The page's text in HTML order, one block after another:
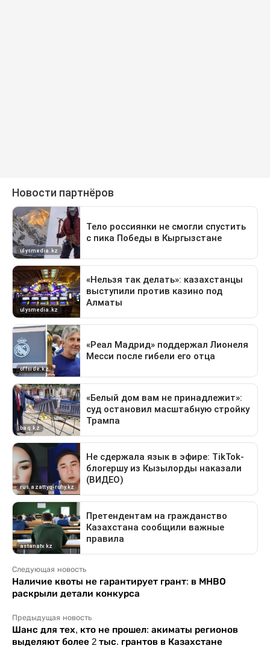
Следующая новость
Наличие квоты не гарантирует грант: в МНВО
раскрыли детали конкурса
Предыдущая новость
Шанс для тех, кто не прошел: акиматы регионов
выделяют более 2 тыс. грантов в Казахстане